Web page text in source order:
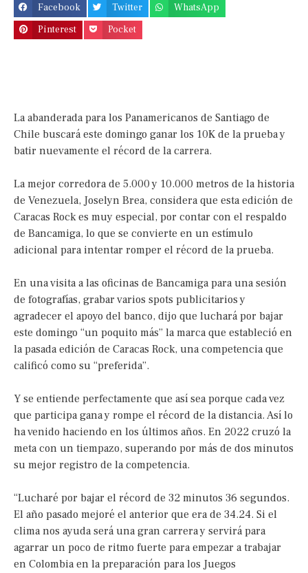
Facebook Twitter
WhatsApp
Pinterest
Pocket
La abanderada para los Panamericanos de Santiago de
Chile buscará este domingo ganar los 10K de la prueba y
batir nuevamente el récord de la carrera.
La mejor corredora de 5.000 y 10.000 metros de la historia
de Venezuela, Joselyn Brea, considera que esta edición de
Caracas Rock es muy especial, por contar con el respaldo
de Bancamiga, lo que se convierte en un estímulo
adicional para intentar romper el récord de la prueba.
En una visita a las oficinas de Bancamiga para una sesión
de fotografías, grabar varios spots publicitarios y
agradecer el apoyo del banco, dijo que luchará por bajar
este domingo “un poquito más” la marca que estableció en
la pasada edición de Caracas Rock, una competencia que
calificó como su “preferida”.
Y se entiende perfectamente que así sea porque cada vez
que participa gana y rompe el récord de la distancia. Así lo
ha venido haciendo en los últimos años. En 2022 cruzó la
meta con un tiempazo, superando por más de dos minutos
su mejor registro de la competencia.
“Lucharé por bajar el récord de 32 minutos 36 segundos.
El año pasado mejoré el anterior que era de 34.24. Si el
clima nos ayuda será una gran carrera y servirá para
agarrar un poco de ritmo fuerte para empezar a trabajar
en Colombia en la preparación para los Juegos